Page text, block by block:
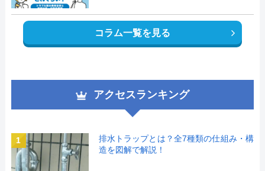
コラム一覧を見る
アクセスランキング
1
排水トラップとは？全7種類の仕組み・構
造を図解で解説！